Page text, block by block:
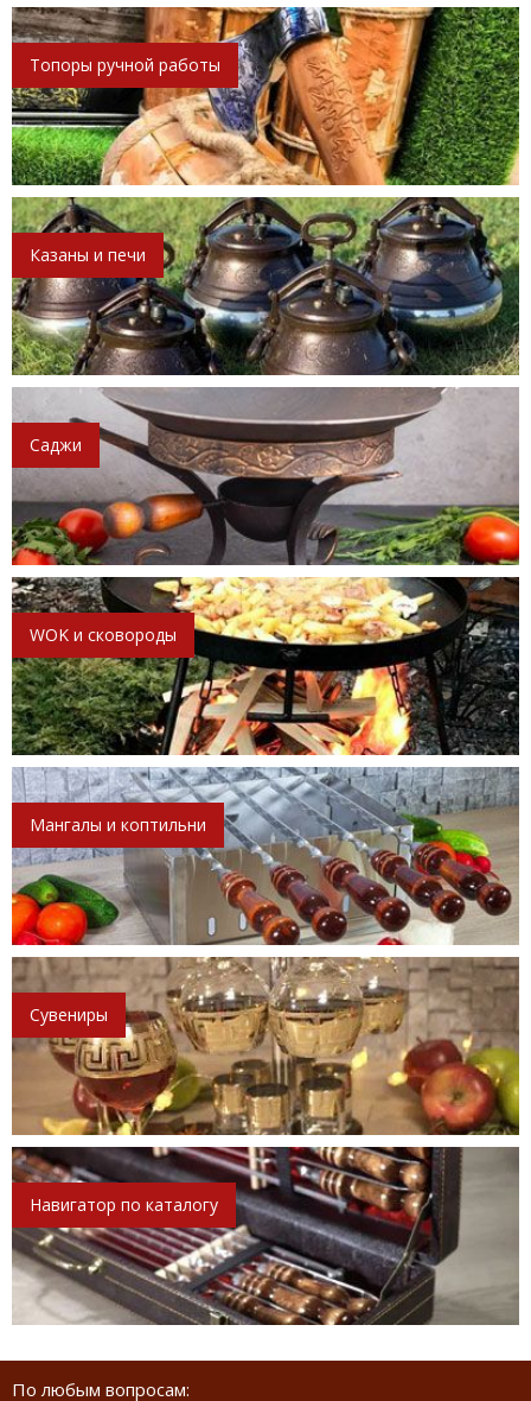
Топоры ручной работы
Казаны и печи
Саджи
WOK и сковороды
Мангалы и коптильни
Сувениры
Навигатор по каталогу
По любым вопросам: